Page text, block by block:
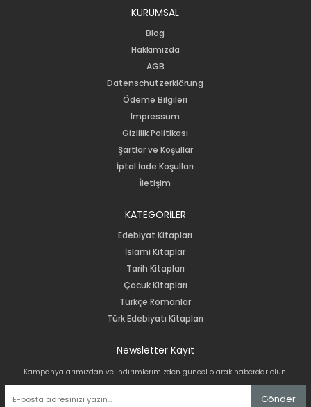
KURUMSAL
Blog
Hakkımızda
AGB
Datenschutzerklärung
Ödeme Bilgileri
Impressum
Gizlilik Politikası
Şartlar ve Koşullar
İptal İade Koşulları
İletişim
KATEGORİLER
Edebiyat Kitapları
İslami Kitaplar
Tarih Kitapları
Çocuk Kitapları
Türkçe Romanlar
Türk Edebiyatı Kitapları
Newsletter Kayıt
Kampanyalarımızdan ve indirimlerimizden güncel olarak haberdar olun.
Gönder